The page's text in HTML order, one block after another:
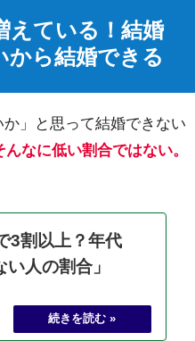
えている！結婚
から結婚できる
」と思って結婚できない
なに低い割合ではない。
3割以上？年代
人の割合」